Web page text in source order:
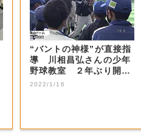
“バントの神様”が直接指
導 川相昌弘さんの少年
野球教室 ２年ぶり開催
【岡山・岡山...
2022/1/16